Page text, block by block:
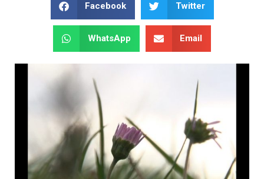
Facebook Twitter
WhatsApp Email